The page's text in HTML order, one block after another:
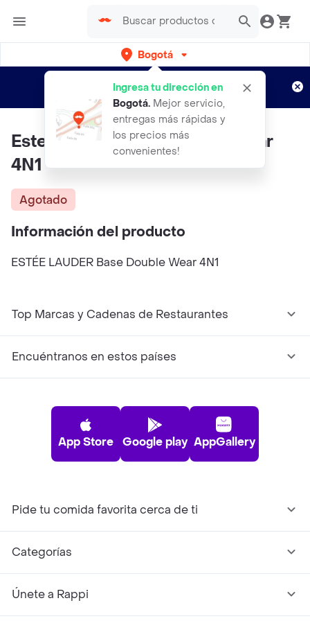
Bogotá
Ingresa tu dirección en
Bogotá. Mejor servicio,
entregas más rápidas y
los precios más
convenientes!
envíos gratis por semanas
Aplican TyC
Estee Lauder Base Double Wear
4N1
Agotado
Información del producto
ESTÉE LAUDER Base Double Wear 4N1
Top Marcas y Cadenas de Restaurantes
Encuéntranos en estos países
App Store Google play AppGallery
Pide tu comida favorita cerca de ti
Categorías
Únete a Rappi